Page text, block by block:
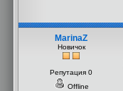
MarinaZ
Новичок
Репутация 0
Offline